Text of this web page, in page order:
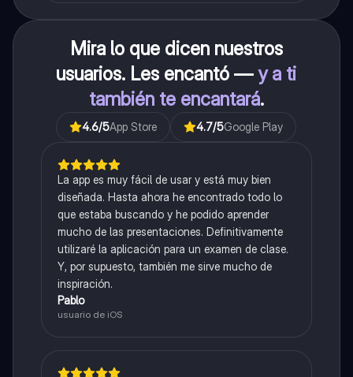
Mira lo que dicen nuestros
usuarios. Les encantó —y a ti
también te encantará.
4.6/5App Store 4.7/5Google Play
La app es muy fácil de usar y está muy bien
diseñada. Hasta ahora he encontrado todo lo
que estaba buscando y he podido aprender
mucho de las presentaciones. Definitivamente
utilizaré la aplicación para un examen de clase.
Y, por supuesto, también me sirve mucho de
inspiración.
Pablo
usuario de iOS